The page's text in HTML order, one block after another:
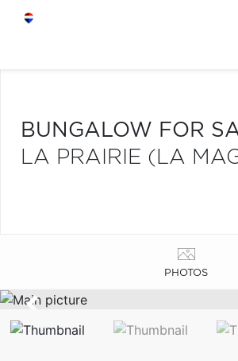
BUNGALOW FOR
LA PRAIRIE (LA
PHOTOS